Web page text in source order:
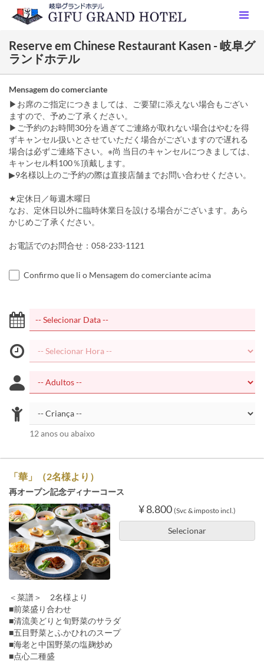
Reserve em Chinese Restaurant Kasen - 岐阜グ
ランドホテル
Mensagem do comerciante
▶お席のご指定につきましては、ご要望に添えない場合もござい
ますので、予めご了承ください。
▶ご予約のお時間30分を過ぎてご連絡が取れない場合はやむを得
ずキャンセル扱いとさせていただく場合がございますので遅れる
場合は必ずご連絡下さい。※尚 当日のキャンセルにつきましては、
キャンセル料100％頂戴します。
▶9名様以上のご予約の際は直接店舗までお問い合わせください。
★定休日／毎週木曜日
なお、定休日以外に臨時休業日を設ける場合がございます。あら
かじめご了承ください。
お電話でのお問合せ：058-233-1121
Confirmo que li o Mensagem do comerciante acima
12 anos ou abaixo
「華」（2名様より）
再オープン記念ディナーコース
¥ 8.800 (Svc & imposto incl.)
Selecionar
＜菜譜＞ 2名様より
■前菜盛り合わせ
■清流美どりと旬野菜のサラダ
■五目野菜とふかひれのスープ
■海老と中国野菜の塩麹炒め
■点心二種盛